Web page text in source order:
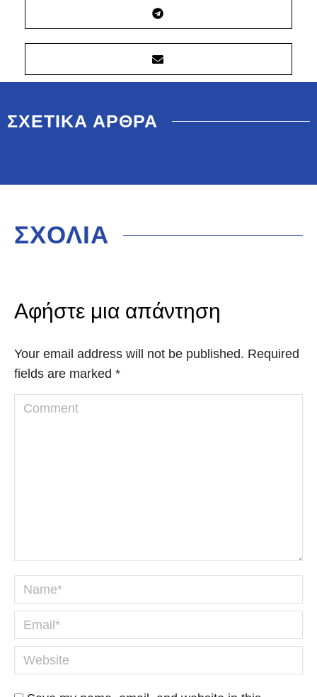
ΣΧΕΤΙΚΑ ΑΡΘΡΑ
ΣΧΟΛΙΑ
Αφήστε μια απάντηση
Your email address will not be published. Required
fields are marked *
Comment
Name *
Email *
Website